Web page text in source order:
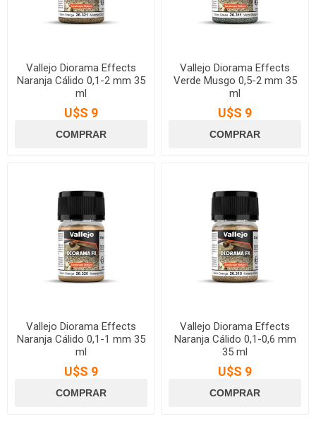
Vallejo Diorama Effects
Naranja Cálido 0,1-2 mm 35
ml
U$S 9
Vallejo Diorama Effects
Verde Musgo 0,5-2 mm 35
ml
U$S 9
Vallejo Diorama Effects
Naranja Cálido 0,1-1 mm 35
ml
U$S 9
Vallejo Diorama Effects
Naranja Cálido 0,1-0,6 mm
35 ml
U$S 9